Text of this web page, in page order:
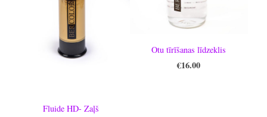
Fluide HD- Zaļš
Otu tīrīšanas līdzeklis
€16.00